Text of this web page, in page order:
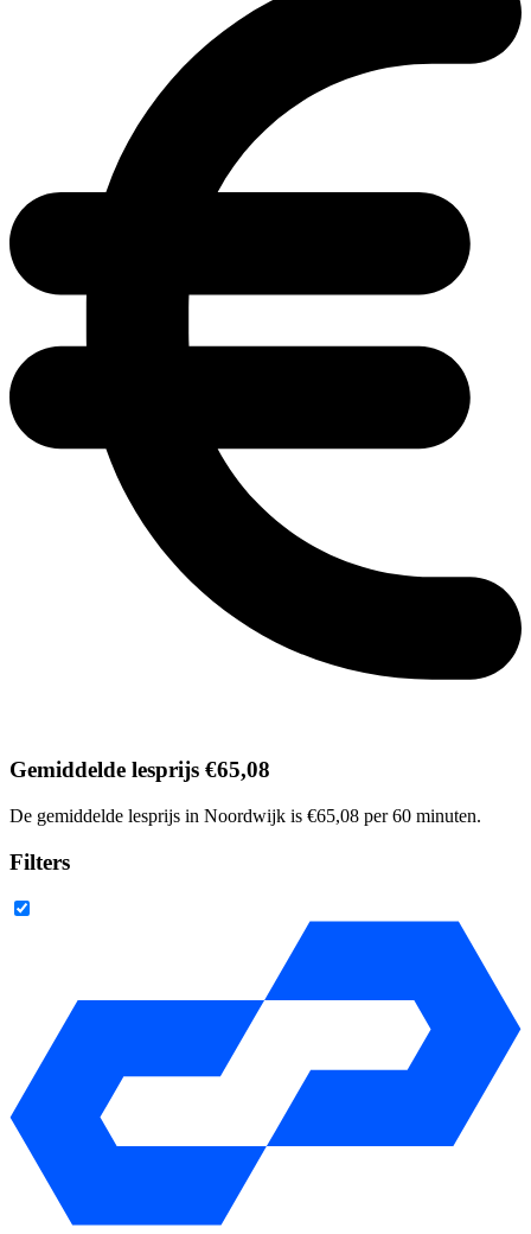
Gemiddelde lesprijs €65,08
De gemiddelde lesprijs in Noordwijk is €65,08 per 60 minuten.
Filters